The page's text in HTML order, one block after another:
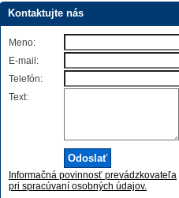
Kontaktujte nás
Meno:
E-mail:
Telefón:
Text:
Informačná povinnosť prevádzkovateľa
pri spracúvaní osobných údajov.